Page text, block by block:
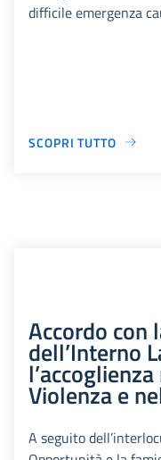
difficile emergenza
SCOPRI TUTTO
Accordo con
dell’Interno
Violenza e
A seguito